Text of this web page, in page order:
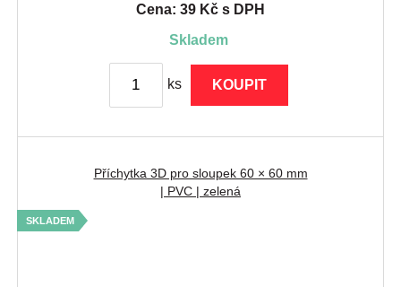
Cena: 39 Kč s DPH
skladem
ks KOUPIT
Příchytka 3D pro sloupek 60 × 60 mm
| PVC | zelená
SKLADEM